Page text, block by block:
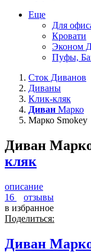
Еще
Для
Кровати
Эконом
Пуфы,
Сток Диванов
Диваны
Клик-кляк
Диван Марко
Марко Smokey
Диван
кляк
описание
16
отзывы
в избранное
Поделиться:
Диван